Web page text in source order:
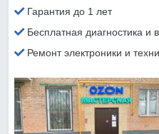
Гарантия до 1 лет
Бесплатная диагностика и
Ремонт электроники и